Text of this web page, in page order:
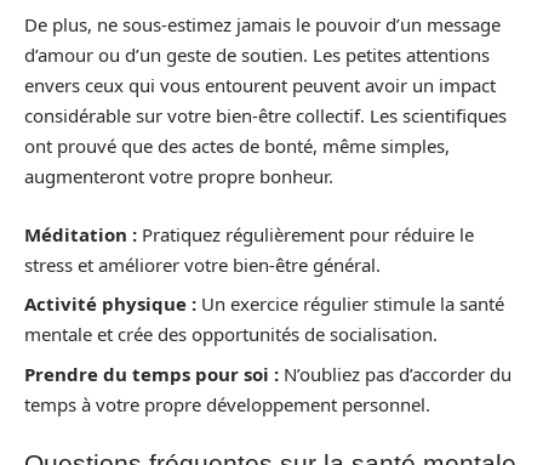
De plus, ne sous-estimez jamais le pouvoir d’un message
d’amour ou d’un geste de soutien. Les petites attentions
envers ceux qui vous entourent peuvent avoir un impact
considérable sur votre bien-être collectif. Les scientifiques
ont prouvé que des actes de bonté, même simples,
augmenteront votre propre bonheur.
Méditation : Pratiquez régulièrement pour réduire le
stress et améliorer votre bien-être général.
Activité physique : Un exercice régulier stimule la santé
mentale et crée des opportunités de socialisation.
Prendre du temps pour soi : N’oubliez pas d’accorder du
temps à votre propre développement personnel.